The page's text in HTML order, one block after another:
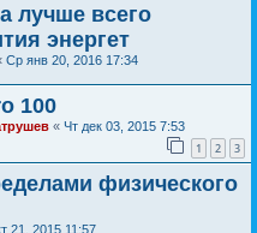
лучше всего
энергет
Ср янв 20, 2016 17:34
100
« Чт дек 03, 2015 7:53
1 2 3
физического
21, 2015 11:57